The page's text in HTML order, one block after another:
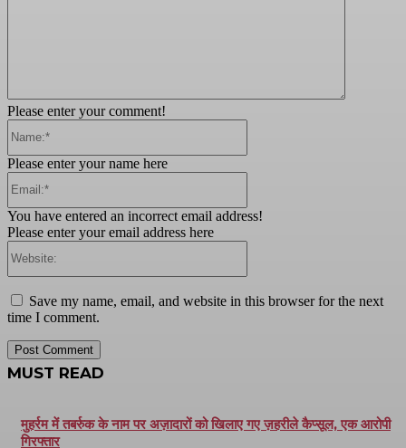
Please enter your comment!
Please enter your name here
You have entered an incorrect email address!
Please enter your email address here
Save my name, email, and website in this browser for the next
time I comment.
MUST READ
मुहर्रम में तबर्रुक के नाम पर अज़ादारों को खिलाए गए ज़हरीले कैप्सूल, एक आरोपी
गिरफ्तार